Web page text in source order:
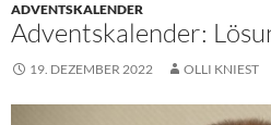
ADVENTSKALENDER
Adventskalender:
19. DEZEMBER 2022 OLLI KNIEST